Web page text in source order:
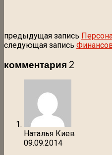
предыдущая запись
следующая запись
комментария 2
Наталья Киев
09.09.2014